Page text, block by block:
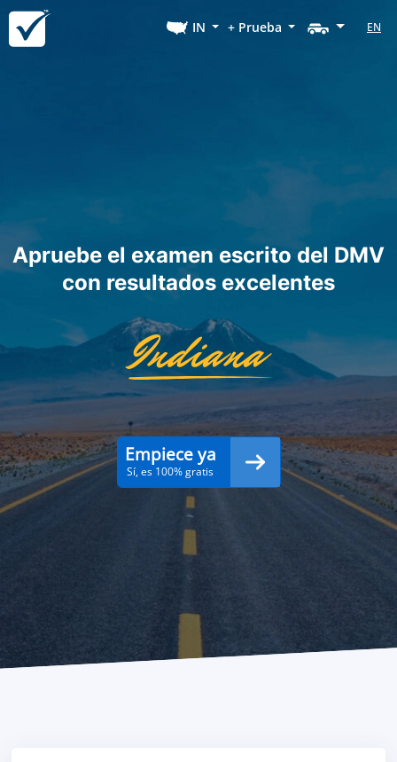
IN + Prueba EN
Apruebe el examen escrito del DMV
con resultados excelentes
Indiana
Empiece ya
Sí, es 100% gratis